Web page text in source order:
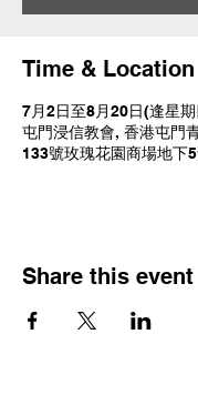
Time & Location
7月2日至8月20日(逢星
屯門浸信教會, 香港屯門
133號玫瑰花園商場地下
Share this event